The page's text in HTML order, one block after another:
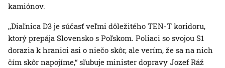
kamiónov.
,,Diaľnica D3 je súčasť veľmi dôležitého TEN-T koridoru,
ktorý prepája Slovensko s Poľskom. Poliaci so svojou S1
dorazia k hranici asi o niečo skôr, ale verím, že sa na nich
čím skôr napojíme,“ sľubuje minister dopravy Jozef Ráž